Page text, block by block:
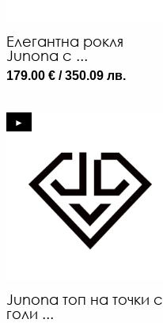
Елегантна рокля
Junona с ...
179.00 € / 350.09 лв.
►
Junona топ на точки с
голи ...